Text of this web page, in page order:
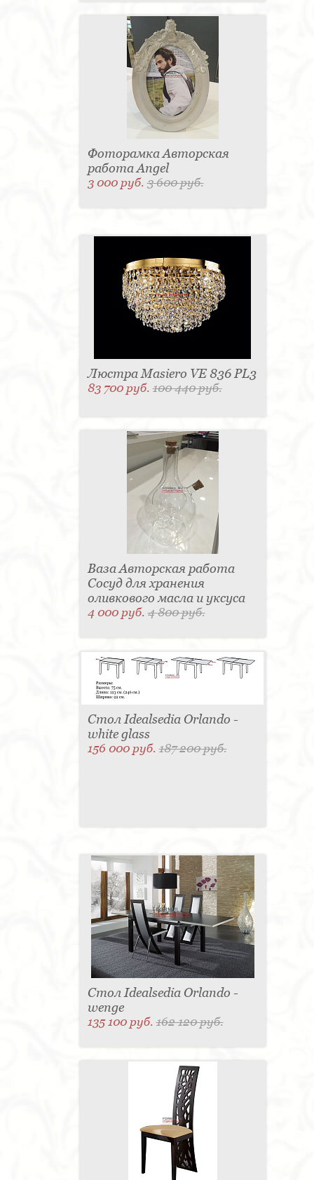
Фоторамка Авторская
работа Angel
3 000 руб.3 600 руб.
Люстра Masiero VE 836 PL3
83 700 руб.100 440 руб.
Ваза Авторская работа
Сосуд для хранения
оливкового масла и уксуса
4 000 руб.4 800 руб.
Стол Idealsedia Orlando -
white glass
156 000 руб.187 200 руб.
Стол Idealsedia Orlando -
wenge
135 100 руб.162 120 руб.